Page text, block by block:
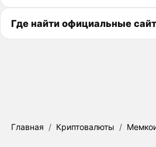
Где найти официальные
Главная / Криптовалюты /